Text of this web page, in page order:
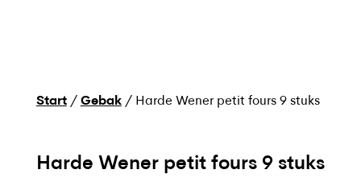
Start/ Gebak/ Harde Wener petit fours 9 stuks
Harde Wener petit fours 9 stuks